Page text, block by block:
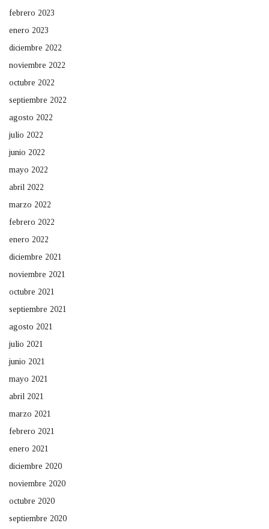
febrero 2023
enero 2023
diciembre 2022
noviembre 2022
octubre 2022
septiembre 2022
agosto 2022
julio 2022
junio 2022
mayo 2022
abril 2022
marzo 2022
febrero 2022
enero 2022
diciembre 2021
noviembre 2021
octubre 2021
septiembre 2021
agosto 2021
julio 2021
junio 2021
mayo 2021
abril 2021
marzo 2021
febrero 2021
enero 2021
diciembre 2020
noviembre 2020
octubre 2020
septiembre 2020